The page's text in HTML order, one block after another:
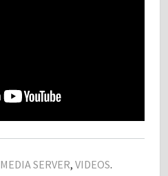
MEDIA SERVER,VIDEOS.